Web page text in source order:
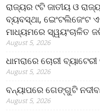
ରାଜ୍ୟର ୯ଟି ଜାତୀୟ ଓ
ବ୍ୟବସ୍ଥା, ଇେଂଟଲିଜେଂଟ
ମାଧ୍ୟମରେ ସ୍ୱୟଂଚାଳିତ
August 5, 2026
ଧାମରାରେ ଚୋରୀ
August 5, 2026
ବନ୍ୟାପରେ ଗେଙ୍ଗୁଟି
August 5, 2026